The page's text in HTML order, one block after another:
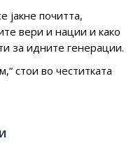
јакне почитта,
вери и нации и како
за идните генерации.
стои во честитката